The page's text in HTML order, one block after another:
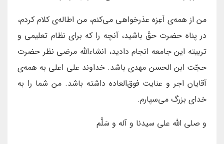
من از همه‌ی اَعِزه عذرخواهی می‌کنم، من اطاله‌ی کلام کردم،
در پناه حضرت حقّ باشید، آنچه را که برای نظام تعلیمی و
تربیته این جامعه انجام دادید، انشاءاللّه مرضی نظر حضرت
حجّت ابن الحسن مهدی باشد. خداوند علی اعلی به همه‌ی
آقایان اجر و عنایت فوق‌العاده داشته باشد. من شما را به
خدای بزرگ می‌سپارم.
و صلی اللّه علی سیدنا و آله و سَلَّم